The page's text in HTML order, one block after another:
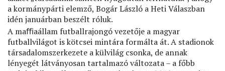
a kormánypárti elemző, Bogár László a Heti Válaszban
idén januárban beszélt róluk.
A maﬃaállam futballrajongó vezetője a magyar
futballvilágot is kötcsei mintára formálta át. A stadionok
társadalomszerkezete a külvilág csonka, de annak
lényegét látványosan tartalmazó változata – a főbb